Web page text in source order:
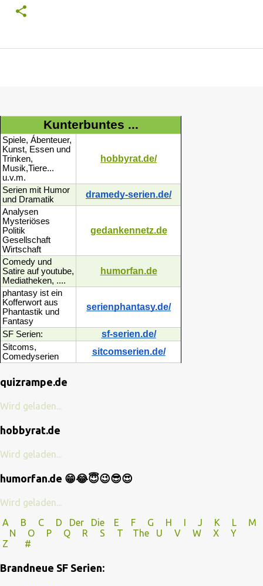
Kunterbuntes ...
Spiele, Ábenteuer,
Kunst, Essen und
Trinken,
Musik,Tiere...
u.v.m.
hobbyrat.de/
Serien mit Humor
und Dramatik
dramedy-serien.de/
Analysen
Mysteriöses
Politik
Gesellschaft
Wirtschaft
gedankennetz.de
Comedy und
Satire auf youtube,
Mediatheken, ....
humorfan.de
phantasy ist ein
Kofferwort aus
Phantastik und
Fantasy
serienphantasy.de/
SF Serien: sf-serien.de/
Sitcoms,
Comedyserien
sitcomserien.de/
quizrampe.de
Wird geladen...
hobbyrat.de
Wird geladen...
humorfan.de 😁😂😇😉😎😍
Wird geladen...
A
B C D Der Die E F G H I J K L
M
N
O P Q R S T The U V
W X Y
Z
#
Brandneue SF Serien: